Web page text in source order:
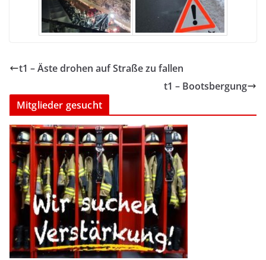
t1 – Äste drohen auf Straße zu fallen
t1 – Bootsbergung
Mitglieder gesucht